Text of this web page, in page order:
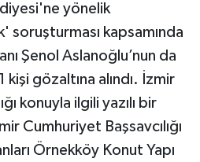
yönelik
soruşturması kapsamında
Şenol Aslanoğlu’nun da
kişi gözaltına alındı. İzmir
konuyla ilgili yazılı bir
Cumhuriyet Başsavcılığı
Örnekköy Konut Yapı